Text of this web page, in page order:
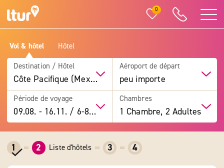
0
Vol & hôtel Hôtel
Destination / Hôtel
Côte Pacifique (Mexique)
Aéroport de départ
peu importe
Période de voyage
09.08. -16.11. / 6-8 jours
Chambres
1 Chambre, 2 Adultes
1 2 Liste d'hôtels 3 4